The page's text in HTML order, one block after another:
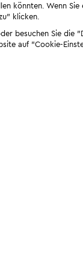
könnten. Wenn
klicken.
besuchen Sie die
auf "Cookie-